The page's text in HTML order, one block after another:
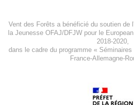
Vent des Forêts a bénéficié du soutien de
la Jeunesse OFAJ/DFJWpour le
2018-2020
dans le cadre du programme «
France-Allemagne-